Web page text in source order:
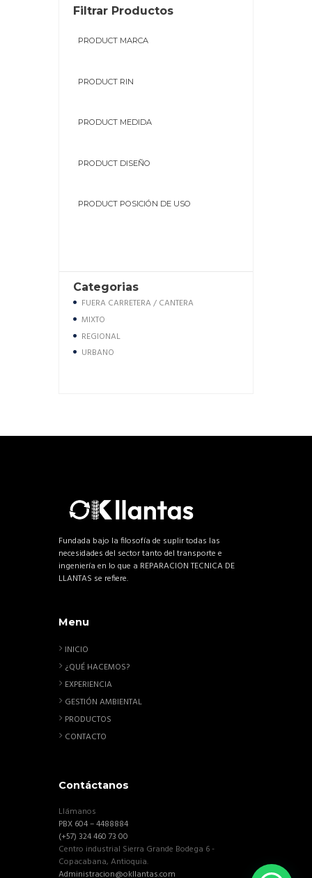
Filtrar Productos
Categorias
FUERA CARRETERA / CANTERA
MIXTO
REGIONAL
URBANO
Fundada bajo la filosofía de suplir todas las
necesidades del sector tanto del transporte e
ingeniería en lo que a REPARACION TECNICA DE
LLANTAS se refiere.
Menu
INICIO
¿QUÉ HACEMOS?
EXPERIENCIA
GESTIÓN AMBIENTAL
PRODUCTOS
CONTACTO
Contáctanos
Llámanos
PBX 604 – 4488884
(+57) 324 460 73 00
Centro industrial Sierra Grande Bodega 6 -
Copacabana, Antioquia.
Administracion@okllantas.com